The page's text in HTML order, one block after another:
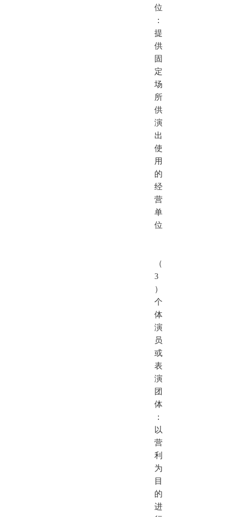
位
：
提
供
固
定
场
所
供
演
出
使
用
的
经
营
单
位
（
3
）
个
体
演
员
或
表
演
团
体
：
以
营
利
为
目
的
进